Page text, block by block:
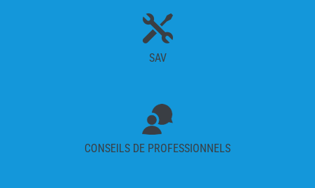

SAV
CONSEILS DE PROFESSIONNELS